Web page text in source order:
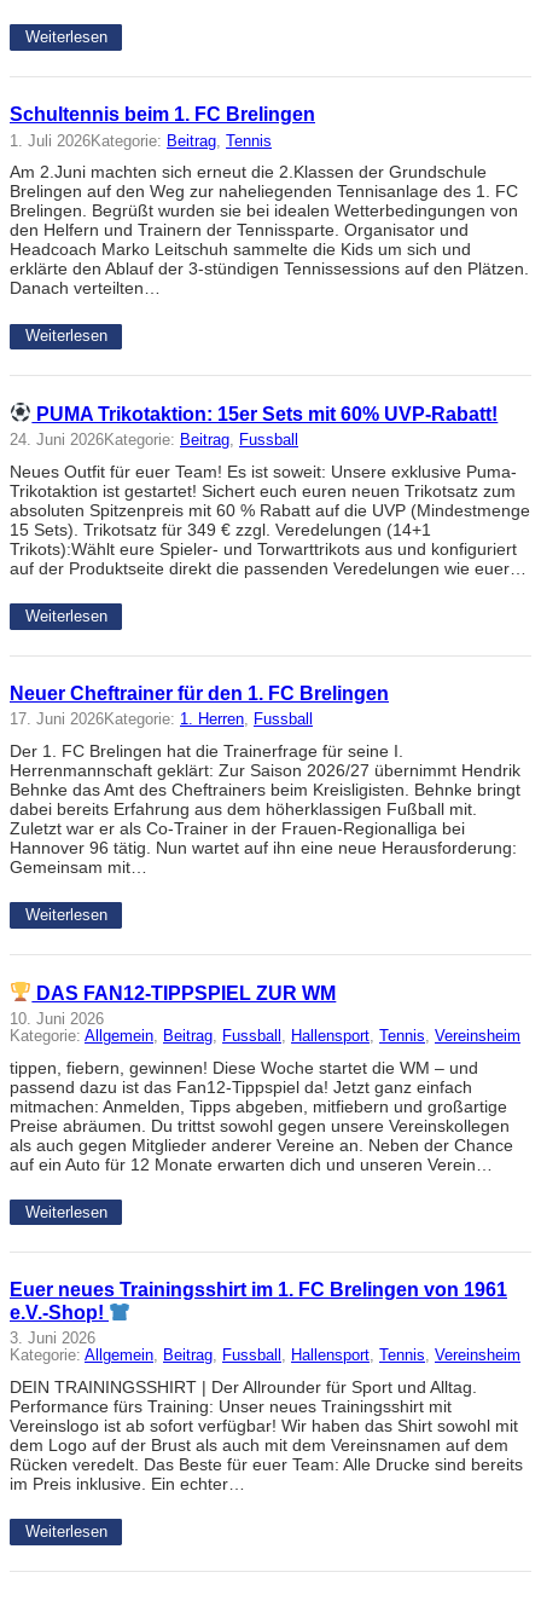
Weiterlesen
Schultennis beim 1. FC Brelingen
1. Juli 2026Kategorie: Beitrag Tennis
Am 2.Juni machten sich erneut die 2.Klassen der Grundschule
Brelingen auf den Weg zur naheliegenden Tennisanlage des 1. FC
Brelingen. Begrüßt wurden sie bei idealen Wetterbedingungen von
den Helfern und Trainern der Tennissparte. Organisator und
Headcoach Marko Leitschuh sammelte die Kids um sich und
erklärte den Ablauf der 3-stündigen Tennissessions auf den Plätzen.
Danach verteilten…
Weiterlesen
PUMA Trikotaktion: 15er Sets mit 60% UVP-Rabatt!
24. Juni 2026Kategorie: Beitrag, Fussball
Neues Outfit für euer Team! Es ist soweit: Unsere exklusive Puma-
Trikotaktion ist gestartet! Sichert euch euren neuen Trikotsatz zum
absoluten Spitzenpreis mit 60 % Rabatt auf die UVP (Mindestmenge
15 Sets). Trikotsatz für 349 € zzgl. Veredelungen (14+1
Trikots):Wählt eure Spieler- und Torwarttrikots aus und konfiguriert
auf der Produktseite direkt die passenden Veredelungen wie euer…
Weiterlesen
Neuer Cheftrainer für den 1. FC Brelingen
17. Juni 2026Kategorie: 1. Herren, Fussball
Der 1. FC Brelingen hat die Trainerfrage für seine I.
Herrenmannschaft geklärt: Zur Saison 2026/27 übernimmt Hendrik
Behnke das Amt des Cheftrainers beim Kreisligisten. Behnke bringt
dabei bereits Erfahrung aus dem höherklassigen Fußball mit.
Zuletzt war er als Co-Trainer in der Frauen-Regionalliga bei
Hannover 96 tätig. Nun wartet auf ihn eine neue Herausforderung:
Gemeinsam mit…
Weiterlesen
DAS FAN12-TIPPSPIEL ZUR WM
10. Juni 2026
Kategorie: Allgemein, Beitrag, Fussball , Hallensport, Tennis, Vereinsheim
tippen, fiebern, gewinnen! Diese Woche startet die WM – und
passend dazu ist das Fan12-Tippspiel da! Jetzt ganz einfach
mitmachen: Anmelden, Tipps abgeben, mitfiebern und großartige
Preise abräumen. Du trittst sowohl gegen unsere Vereinskollegen
als auch gegen Mitglieder anderer Vereine an. Neben der Chance
auf ein Auto für 12 Monate erwarten dich und unseren Verein…
Weiterlesen
Euer neues Trainingsshirt im 1. FC Brelingen von 1961
e.V.-Shop!
3. Juni 2026
Kategorie: Allgemein, Beitrag, Fussball , Hallensport, Tennis, Vereinsheim
DEIN TRAININGSSHIRT | Der Allrounder für Sport und Alltag.
Performance fürs Training: Unser neues Trainingsshirt mit
Vereinslogo ist ab sofort verfügbar! Wir haben das Shirt sowohl mit
dem Logo auf der Brust als auch mit dem Vereinsnamen auf dem
Rücken veredelt. Das Beste für euer Team: Alle Drucke sind bereits
im Preis inklusive. Ein echter…
Weiterlesen